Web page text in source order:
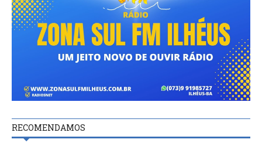
RECOMENDAMOS